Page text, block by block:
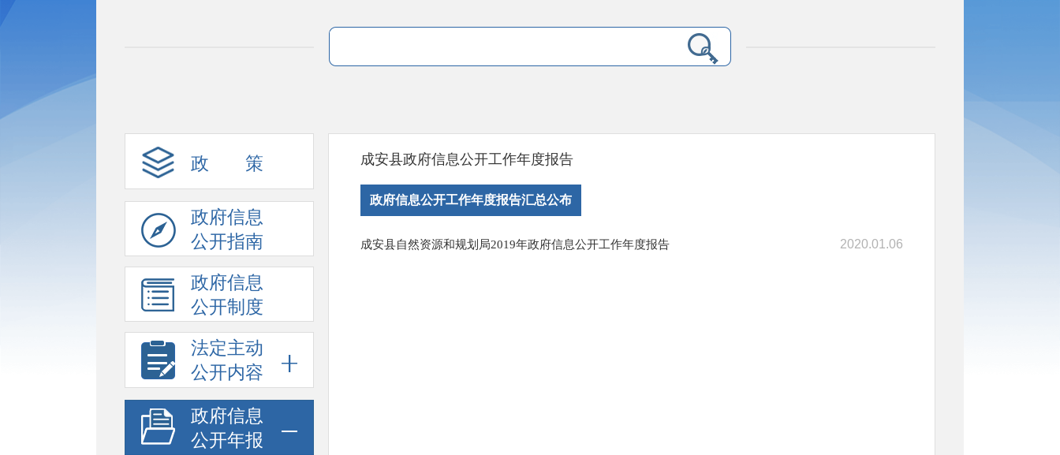
政 策
政府信息
公开指南
政府信息
公开制度
法定主动
公开内容
政府信息
公开年报
成安县政府信息公开工作年度报告
政府信息公开工作年度报告汇总公布
成安县自然资源和规划局2019年政府信息公开工作年度报告 2020.01.06